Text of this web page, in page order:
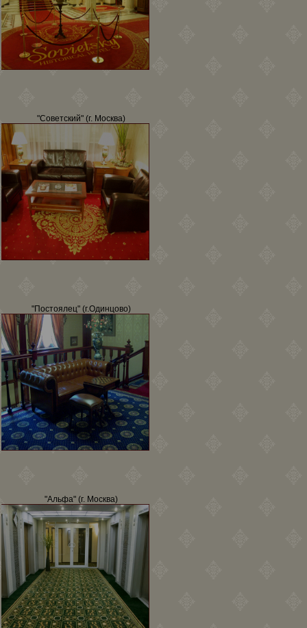
"Советский" (г. Москва)
"Постоялец" (г.Одинцово)
"Альфа" (г. Москва)